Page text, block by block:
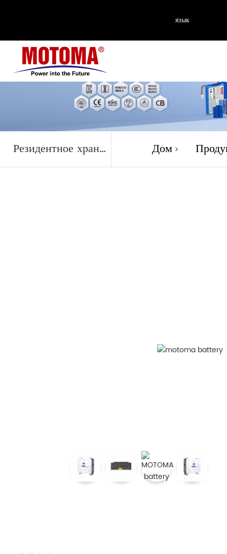
язык
Резидентное хранилище энергии Дом >